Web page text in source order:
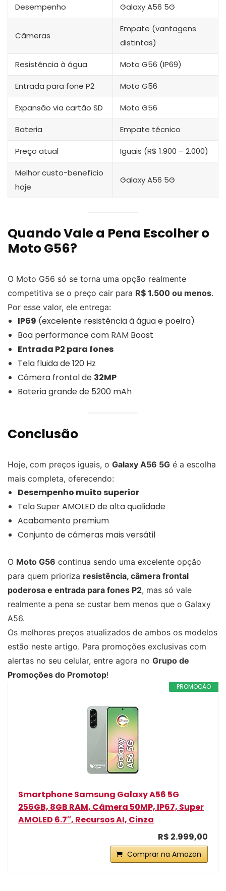
Desempenho Galaxy A56 5G
Câmeras
Empate (vantagens
distintas)
Resistência à água Moto G56 (IP69)
Entrada para fone P2 Moto G56
Expansão via cartão SD Moto G56
Bateria Empate técnico
Preço atual Iguais (R$ 1.900 – 2.000)
Melhor custo-benefício
hoje
Galaxy A56 5G
Quando Vale a Pena Escolher o
Moto G56?
O Moto G56 só se torna uma opção realmente
competitiva se o preço cair para R$ 1.500 ou menos.
Por esse valor, ele entrega:
IP69 (excelente resistência à água e poeira)
Boa performance com RAM Boost
Entrada P2 para fones
Tela fluida de 120 Hz
Câmera frontal de 32MP
Bateria grande de 5200 mAh
Conclusão
Hoje, com preços iguais, o Galaxy A56 5G é a escolha
mais completa, oferecendo:
Desempenho muito superior
Tela Super AMOLED de alta qualidade
Acabamento premium
Conjunto de câmeras mais versátil
O Moto G56 continua sendo uma excelente opção
para quem prioriza resistência, câmera frontal
poderosa e entrada para fones P2, mas só vale
realmente a pena se custar bem menos que o Galaxy
A56.
Os melhores preços atualizados de ambos os modelos
estão neste artigo. Para promoções exclusivas com
alertas no seu celular, entre agora no Grupo de
Promoções do Promotop!
PROMOÇÃO
Smartphone Samsung Galaxy A56 5G
256GB, 8GB RAM, Câmera 50MP, IP67, Super
AMOLED 6.7″, Recursos AI, Cinza
R$ 2.999,00
Comprar na Amazon